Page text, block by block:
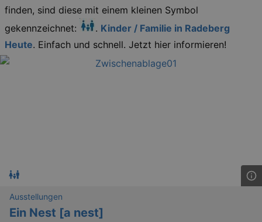
finden, sind diese mit einem kleinen Symbol
gekennzeichnet:
. Kinder / Familie in Radeberg
Heute. Einfach und schnell. Jetzt hier informieren!
Ausstellungen
Ein Nest [a nest]